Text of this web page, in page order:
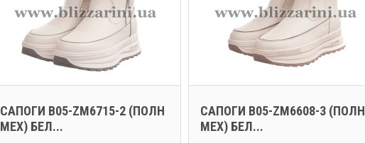
САПОГИ B05-ZM6715-2 (ПОЛН
МЕХ) БЕЛ...
САПОГИ B05-ZM6608-3 (ПОЛН
МЕХ) БЕЛ...